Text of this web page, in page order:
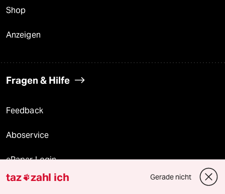
Shop
Anzeigen
Fragen & Hilfe
Feedback
Aboservice
ePaper Login
Downloads für Abonnierende
taz zahl ich Gerade nicht